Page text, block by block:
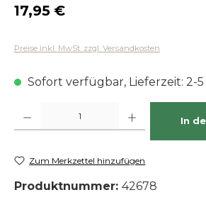
Regulärer Preis:
17,95 €
Preise inkl. MwSt. zzgl. Versandkosten
Sofort verfügbar, Lieferzeit: 2-5
In
Zum Merkzettel hinzufügen
Produktnummer: 42678